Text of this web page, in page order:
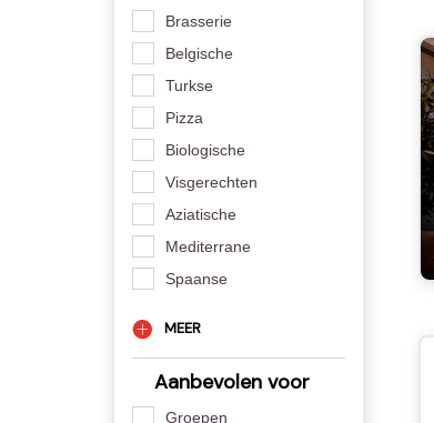
Brasserie
Belgische
Turkse
Pizza
Biologische
Visgerechten
Aziatische
Mediterrane
Spaanse
MEER
Aanbevolen voor
Groepen